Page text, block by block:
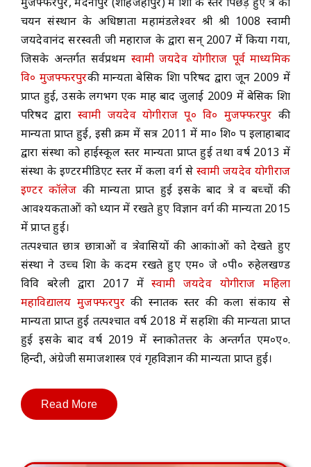
ACADEMICS
NEWS & EVENT
Important Documents
Gallery
Contact Us
चयन संस्थान के अधिष्ठाता महामंडलेश्वर श्री श्री 1008 स्वामी
जयदेवानंद सरस्वती जी महाराज के द्वारा सन् 2007 में किया गया,
जिसके अन्तर्गत सर्वप्रथम स्वामी जयदेव योगीराज पूर्व माध्यमिक
वि० मुजफ्फरपुरकी मान्यता बेसिक शिक्षा परिषद द्वारा जून 2009 में
प्राप्त हुई, उसके लगभग एक माह बाद जुलाई 2009 में बेसिक शिक्षा
परिषद द्वारा स्वामी जयदेव योगीराज पू० वि० मुजफ्फरपुर की
मान्यता प्राप्त हुई, इसी क्रम में सत्र 2011 में मा० शि० प इलाहाबाद
द्वारा संस्था को हाईस्कूल स्तर मान्यता प्राप्त हुई तथा वर्ष 2013 में
संस्था के इण्टरमीडिएट स्तर में कला वर्ग से स्वामी जयदेव योगीराज
इण्टर कॉलेज की मान्यता प्राप्त हुई इसके बाद क्षेत्र व बच्चों की
आवश्यकताओं को ध्यान में रखते हुए विज्ञान वर्ग की मान्यता 2015
में प्राप्त हुई।
तत्पश्चात छात्र छात्राओं व क्षेत्रवासियों की आकांक्षाओं को देखते हुए
संस्था ने उच्च शिक्षा के कदम रखते हुए एम० जे ०पी० रुहेलखण्ड
विवि बरेली द्वारा 2017 मेंस्वामी जयदेव योगीराज महिला
महाविद्यालय मुजफ्फरपुरकी स्नातक स्तर की कला संकाय से
मान्यता प्राप्त हुई तत्पश्चात वर्ष 2018 में सहशिक्षा की मान्यता प्राप्त
हुई इसके बाद वर्ष 2019 में स्नाकोतत्तर के अन्तर्गत एम०ए०.
हिन्दी, अंग्रेजी समाजशास्त्र एवं गृहविज्ञान की मान्यता प्राप्त हुई।
Read More